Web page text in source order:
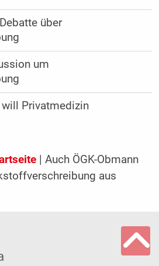
über
um
will Privatmedizin
| Auch ÖGK-Obmann
aus